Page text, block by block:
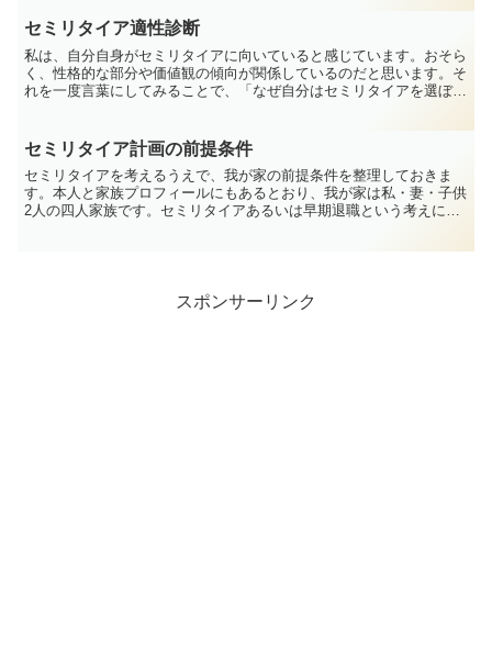
セミリタイア適性診断
私は、自分自身がセミリタイアに向いていると感じています。おそら
く、性格的な部分や価値観の傾向が関係しているのだと思います。そ
れを一度言葉にしてみることで、「なぜ自分はセミリタイアを選ぼう
セミリタイア計画の前提条件
セミリタイアを考えるうえで、我が家の前提条件を整理しておきま
す。本人と家族プロフィールにもあるとおり、我が家は私・妻・子供
2人の四人家族です。セミリタイアあるいは早期退職という考えにつ
スポンサーリンク